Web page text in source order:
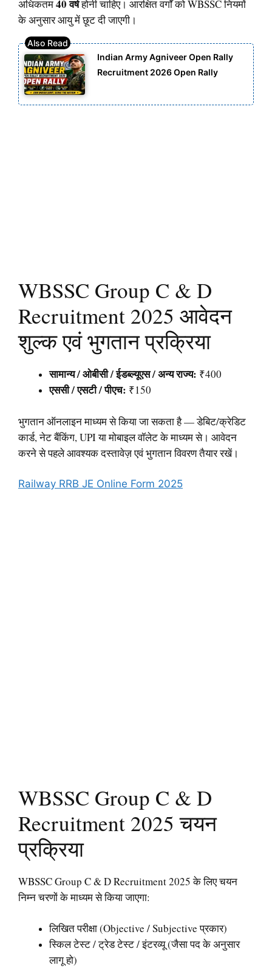
अधिकतम40 वर्षहोनी चाहिए। आरक्षित वर्गों को WBSSC नियमों
के अनुसार आयु में छूट दी जाएगी।
Indian Army Agniveer Open Rally
Recruitment 2026 Open Rally
WBSSC Group C & D
Recruitment 2025 आवेदन
शुल्क एवं भुगतान प्रक्रिया
सामान्य / ओबीसी / ईडब्ल्यूएस / अन्य राज्य: ₹400
एससी / एसटी / पीएच: ₹150
भुगतान ऑनलाइन माध्यम से किया जा सकता है — डेबिट/क्रेडिट
कार्ड, नेट बैंकिंग, UPI या मोबाइल वॉलेट के माध्यम से। आवेदन
करने से पहले आवश्यक दस्तावेज़ एवं भुगतान विवरण तैयार रखें।
Railway RRB JE Online Form 2025
WBSSC Group C & D
Recruitment 2025 चयन
प्रक्रिया
WBSSC Group C & D Recruitment 2025 के लिए चयन
निम्न चरणों के माध्यम से किया जाएगा:
लिखित परीक्षा (Objective / Subjective प्रकार)
स्किल टेस्ट / ट्रेड टेस्ट / इंटरव्यू (जैसा पद के अनुसार
लागू हो)